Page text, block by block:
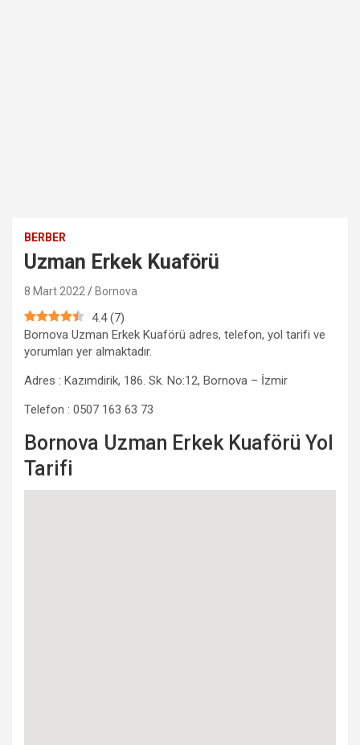
BERBER
Uzman Erkek Kuaförü
8 Mart 2022 Bornova
4.4 (7)
Bornova Uzman Erkek Kuaförü adres, telefon, yol tarifi ve
yorumları yer almaktadır.
Adres : Kazımdirik, 186. Sk. No:12, Bornova – İzmir
Telefon : 0507 163 63 73
Bornova Uzman Erkek Kuaförü Yol
Tarifi